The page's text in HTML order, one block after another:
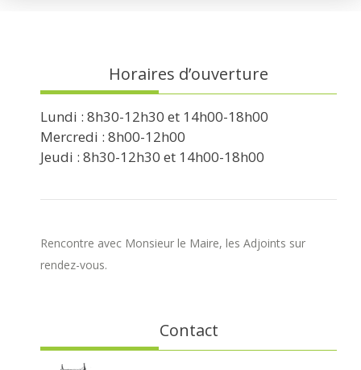
Horaires d’ouverture
Lundi : 8h30-12h30 et 14h00-18h00
Mercredi : 8h00-12h00
Jeudi : 8h30-12h30 et 14h00-18h00
Rencontre avec Monsieur le Maire, les Adjoints sur
rendez-vous.
Contact